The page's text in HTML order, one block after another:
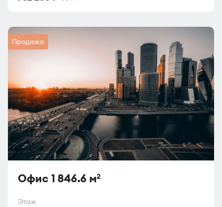
Продажа
Офис 1 846.6 м2
Этаж